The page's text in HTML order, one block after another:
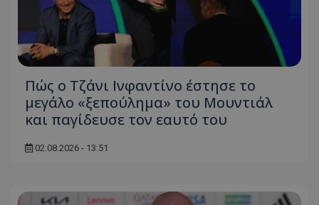
Πώς ο Τζάνι Ινφαντίνο έστησε το
μεγάλο «ξεπούλημα» του Μουντιάλ
και παγίδευσε τον εαυτό του
02.08.2026 - 13:51